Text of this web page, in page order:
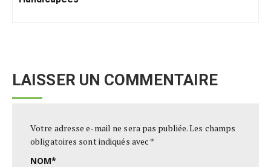
LAISSER UN COMMENTAIRE
Votre adresse e-mail ne sera pas publiée.Les champs
obligatoires sont indiqués avec *
NOM*